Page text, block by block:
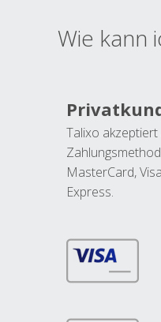
Wie kann
Talixo akzeptiert
MasterCard,
Express.